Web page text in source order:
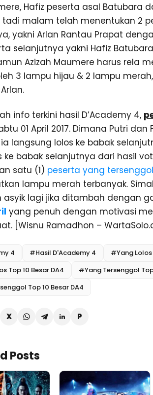
Hafiz peserta asal Batubara
malam telah menentukan 2
yakni Arlan Rantau Prapat
selanjutnya yakni Hafiz
Azizah Maumere harus rela
3 lampu hijau & 2 lampu
info terkini hasil D’Academy 4,
01 April 2017. Dimana Putri
langsung lolos ke babak
ke babak selanjutnya dari hasil
satu (1) peserta yang tersenggol
lampu merah terbanyak.
asyik lagi jika ditambah dengan
yang penuh dengan motivasi
[Wisnu Ramadhon –
4 #Hasil D'Academy 4
#Yang Lolos
Top 10 Besar DA4
#Yang Tersenggol
Top 10 Besar DA4
Posts